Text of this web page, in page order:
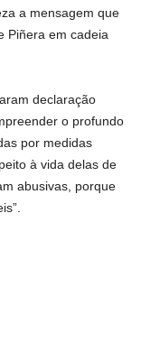
a mensagem que
Piñera em cadeia
declaração
o profundo
por medidas
à vida delas de
abusivas, porque